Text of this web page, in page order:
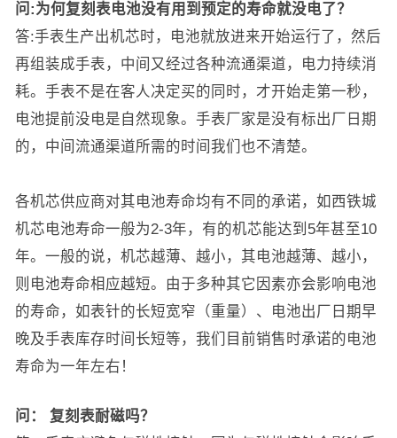
问:为何复刻表电池没有用到预定的寿命就没电了？
答:手表生产出机芯时，电池就放进来开始运行了，然后
再组装成手表，中间又经过各种流通渠道，电力持续消
耗。手表不是在客人决定买的同时，才开始走第一秒，
电池提前没电是自然现象。手表厂家是没有标出厂日期
的，中间流通渠道所需的时间我们也不清楚。
各机芯供应商对其电池寿命均有不同的承诺，如西铁城
机芯电池寿命一般为2-3年，有的机芯能达到5年甚至10
年。一般的说，机芯越薄、越小，其电池越薄、越小，
则电池寿命相应越短。由于多种其它因素亦会影响电池
的寿命，如表针的长短宽窄（重量）、电池出厂日期早
晚及手表库存时间长短等，我们目前销售时承诺的电池
寿命为一年左右！
问：
复刻表耐磁吗？